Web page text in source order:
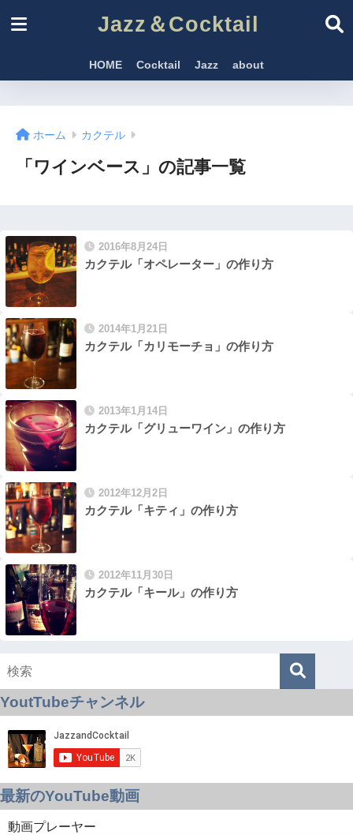
Jazz＆Cocktail
HOME Cocktail Jazz about
ホーム カクテル
「ワインベース」の記事一覧
2016年8月24日
カクテル「オペレーター」の作り方
2014年1月21日
カクテル「カリモーチョ」の作り方
2013年1月14日
カクテル「グリューワイン」の作り方
2012年12月2日
カクテル「キティ」の作り方
2012年11月30日
カクテル「キール」の作り方
YoutTubeチャンネル
最新のYouTube動画
動画プレーヤー